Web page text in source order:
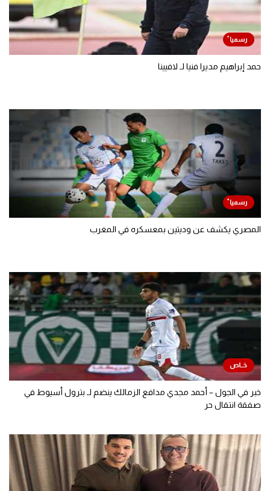
حمد إبراهيم مديرا فنيا لـ لافيينا
المصري يكشف عن وديتين بمعسكره في المغرب
خبر في الجول – أحمد مجدي مدافع الزمالك ينضم لـ بترول أسيوط في
صفقة انتقال حر